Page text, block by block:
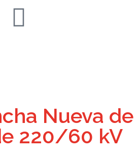
Nueva de
220/60 kV